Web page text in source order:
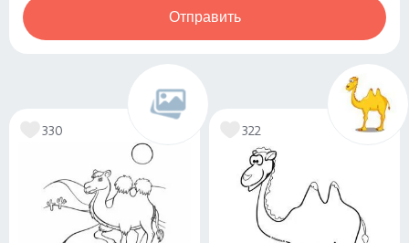
Отправить
330 322